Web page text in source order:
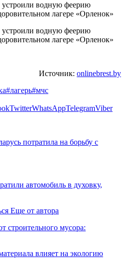
Источник: onlinebrest.by
#лагерь#мчс
TwitterWhatsAppTelegramViber
потратила на борьбу с
автомобиль в духовку,
Еще от автора
строительного мусора:
влияет на экологию